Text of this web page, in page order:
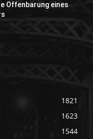
Offenbarung eines
1821
1623
1544